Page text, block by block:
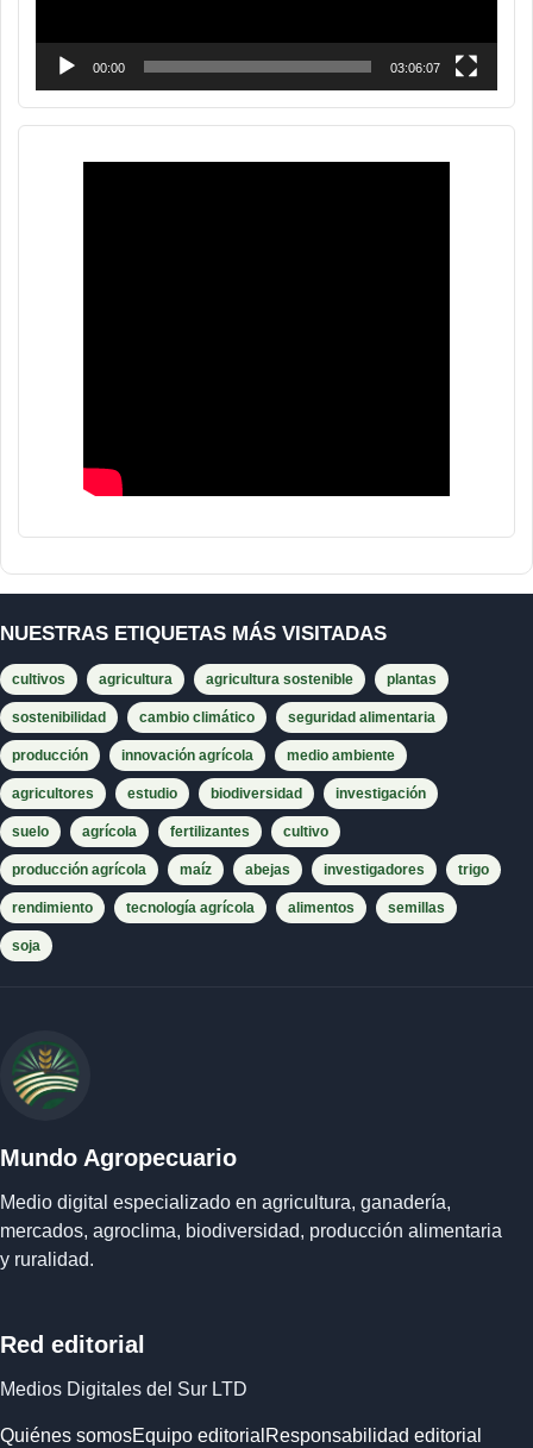
00:00 03:06:07
NUESTRAS ETIQUETAS MÁS VISITADAS
cultivos agricultura agricultura sostenible plantas
sostenibilidad cambio climático seguridad alimentaria
producción innovación agrícola medio ambiente
agricultores estudio biodiversidad investigación
suelo agrícola fertilizantes cultivo
producción agrícola maíz abejas investigadores trigo
rendimiento tecnología agrícola alimentos semillas
soja
Mundo Agropecuario
Medio digital especializado en agricultura, ganadería,
mercados, agroclima, biodiversidad, producción alimentaria
y ruralidad.
Red editorial
Medios Digitales del Sur LTD
Quiénes somosEquipo editorial Responsabilidad editorial